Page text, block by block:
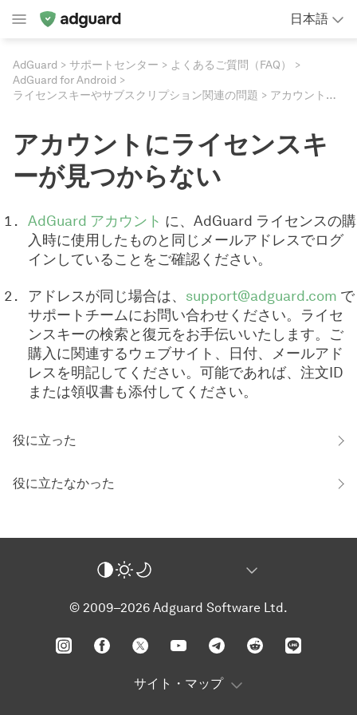
日本語
AdGuard サポートセンター
よくあるご質問（FAQ）
AdGuard for Android
ライセンスキーやサブスクリプション関連の問題
アカウントにライセンスキーが見つからない
アカウントにライセンスキ
ーが見つからない
AdGuard アカウント に、AdGuard ライセンスの購
入時に使用したものと同じメールアドレスでログ
インしていることをご確認ください。
アドレスが同じ場合は、 support@adguard.com で
サポートチームにお問い合わせください。ライセ
ンスキーの検索と復元をお手伝いいたします。ご
購入に関連するウェブサイト、日付、メールアド
レスを明記してください。可能であれば、注文ID
または領収書も添付してください。
役に立った
役に立たなかった
© 2009–2026 Adguard Software Ltd.
サイト・マップ